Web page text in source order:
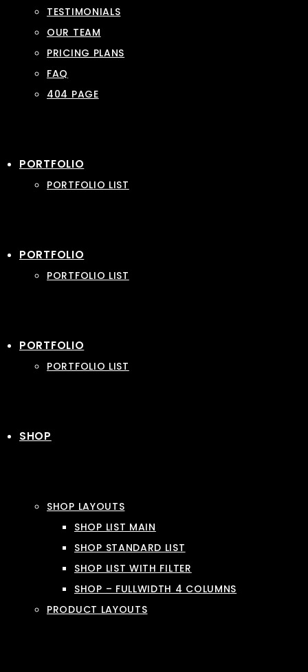
TESTIMONIALS
OUR TEAM
PRICING PLANS
FAQ
404 PAGE
PORTFOLIO
PORTFOLIO LIST
PORTFOLIO
PORTFOLIO LIST
PORTFOLIO
PORTFOLIO LIST
SHOP
SHOP LAYOUTS
SHOP LIST MAIN
SHOP STANDARD LIST
SHOP LIST WITH FILTER
SHOP – FULLWIDTH 4 COLUMNS
PRODUCT LAYOUTS